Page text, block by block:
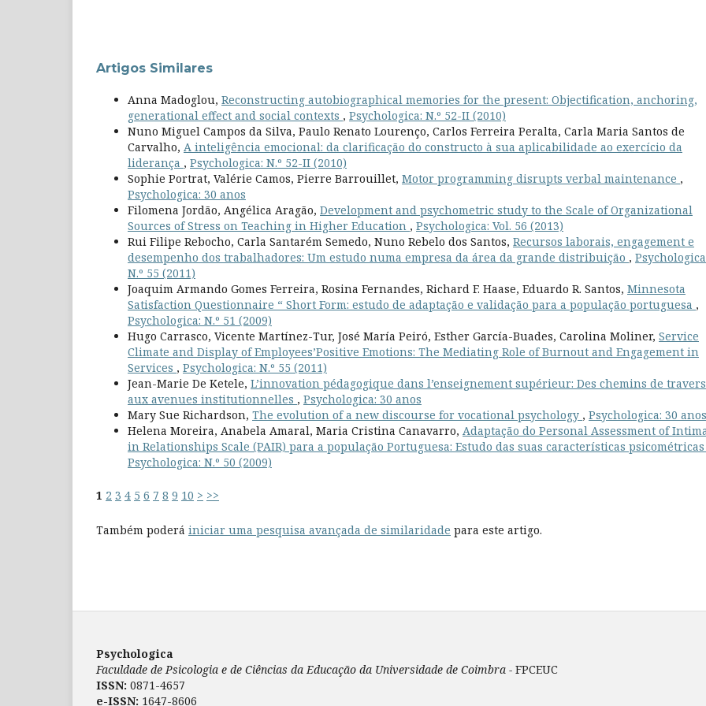
Artigos Similares
Anna Madoglou, Reconstructing autobiographical memories for the present: Objectification, anchoring,
generational effect and social contexts , Psychologica: N.º 52-II (2010)
Nuno Miguel Campos da Silva, Paulo Renato Lourenço, Carlos Ferreira Peralta, Carla Maria Santos de
Carvalho, A inteligência emocional: da clarificação do constructo à sua aplicabilidade ao exercício da
liderança , Psychologica: N.º 52-II (2010)
Sophie Portrat, Valérie Camos, Pierre Barrouillet, Motor programming disrupts verbal maintenance ,
Psychologica: 30 anos
Filomena Jordão, Angélica Aragão, Development and psychometric study to the Scale of Organizational
Sources of Stress on Teaching in Higher Education , Psychologica: Vol. 56 (2013)
Rui Filipe Rebocho, Carla Santarém Semedo, Nuno Rebelo dos Santos, Recursos laborais, engagement e
desempenho dos trabalhadores: Um estudo numa empresa da área da grande distribuição ,
N.º 55 (2011)
Joaquim Armando Gomes Ferreira, Rosina Fernandes, Richard F. Haase, Eduardo R. Santos, Minnesota
Satisfaction Questionnaire “ Short Form: estudo de adaptação e validação para a população portuguesa ,
Psychologica: N.º 51 (2009)
Hugo Carrasco, Vicente Martínez-Tur, José María Peiró, Esther García-Buades, Carolina Moliner, Service
Climate and Display of Employees’Positive Emotions: The Mediating Role of Burnout and Engagement in
Services , Psychologica: N.º 55 (2011)
Jean-Marie De Ketele, L’innovation pédagogique dans l’enseignement supérieur: Des chemins de
aux avenues institutionnelles , Psychologica: 30 anos
Mary Sue Richardson, The evolution of a new discourse for vocational psychology , Psychologica: 30 anos
Helena Moreira, Anabela Amaral, Maria Cristina Canavarro, Adaptação do Personal Assessment of
in Relationships Scale (PAIR) para a população Portuguesa: Estudo das suas características
Psychologica: N.º 50 (2009)
1 2 3 4 5 6 7 8 9 10 > >>
Também poderá iniciar uma pesquisa avançada de similaridade para este artigo.
Psychologica
Faculdade de Psicologia e de Ciências da Educação da Universidade de Coimbra - FPCEUC
ISSN: 0871-4657
e-ISSN: 1647-8606